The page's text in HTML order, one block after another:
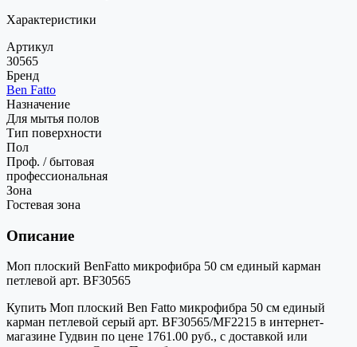
Характеристики
Артикул
30565
Бренд
Ben Fatto
Назначение
Для мытья полов
Тип поверхности
Пол
Проф. / бытовая
профессиональная
Зона
Гостевая зона
Описание
Моп плоский BenFatto микрофибра 50 см единый карман
петлевой арт. BF30565
Купить Моп плоский Ben Fatto микрофибра 50 см единый
карман петлевой серый арт. BF30565/MF2215 в интернет-
магазине Гудвин по цене 1761.00 руб., с доставкой или